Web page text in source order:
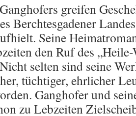
greifen
Berchtesgadener
Seine
den Ruf des
selten sind seine
tüchtiger, ehrlicher
Ganghofer und
zu Lebzeiten